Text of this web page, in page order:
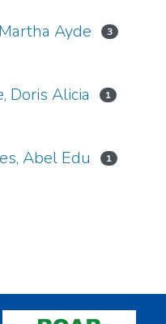
Ayde 3
Doris Alicia 1
Abel Edu 1